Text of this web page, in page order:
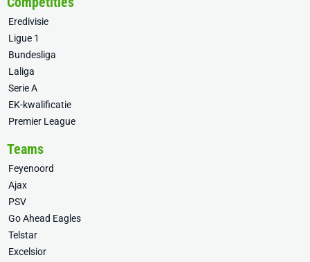
Eredivisie
Ligue 1
Bundesliga
Laliga
Serie A
EK-kwalificatie
Premier League
Teams
Feyenoord
Ajax
PSV
Go Ahead Eagles
Telstar
Excelsior